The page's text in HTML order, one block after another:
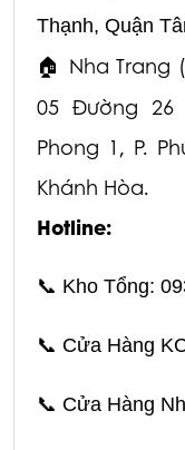
Thạnh, Quận
🏠 Nha Trang
05 Đường 26
Phong 1, P.
Khánh Hòa.
Hotline:
📞 Kho Tổng:
📞 Cửa Hàng
📞 Cửa Hàng